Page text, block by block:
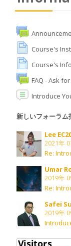
UniSZA Website
日本語 ‎(ja)‎
Course's
Course's
FAQ - Ask
Introduce
新しいフォーラム
Lee
2021年
Re:
Umar
2019年
Re:
Safei
2019年